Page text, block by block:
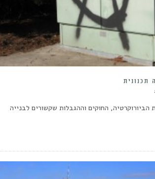
תכנונית
החוקים וההגבלות שקשורים לבנייה